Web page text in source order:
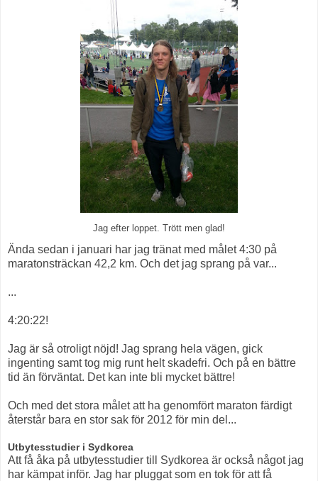
Jag efter loppet. Trött men glad!
Ända sedan i januari har jag tränat med målet 4:30 på
maratonsträckan 42,2 km. Och det jag sprang på var...
...
4:20:22!
Jag är så otroligt nöjd! Jag sprang hela vägen, gick
ingenting samt tog mig runt helt skadefri. Och på en bättre
tid än förväntat. Det kan inte bli mycket bättre!
Och med det stora målet att ha genomfört maraton färdigt
återstår bara en stor sak för 2012 för min del...
Utbytesstudier i Sydkorea
Att få åka på utbytesstudier till Sydkorea är också något jag
har kämpat inför. Jag har pluggat som en tok för att få